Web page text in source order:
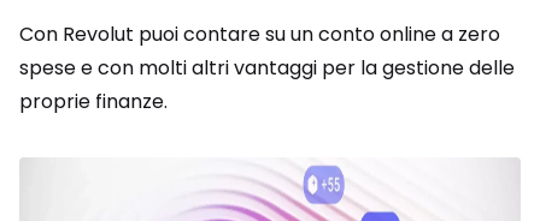
Con Revolut puoi contare su un conto online a zero
spese e con molti altri vantaggi per la gestione delle
proprie finanze.